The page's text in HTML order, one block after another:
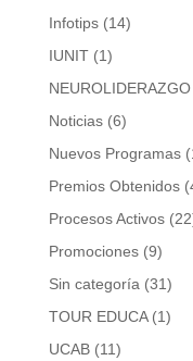
Infotips(14)
IUNIT(1)
NEUROLIDERAZGO
Noticias(6)
Nuevos Programas
Premios Obtenidos
Procesos Activos
Promociones(9)
Sin categoría (31)
TOUR EDUCA(1)
UCAB(11)